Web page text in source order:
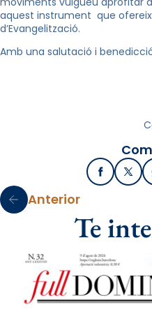
aquest instrument que ofereix
d’Evangelització.
Amb una salutació i
Facebook
X /
Anterior
Te